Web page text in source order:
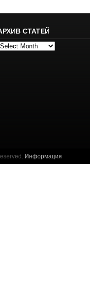
СТАТЕЙ
Архив
Информация